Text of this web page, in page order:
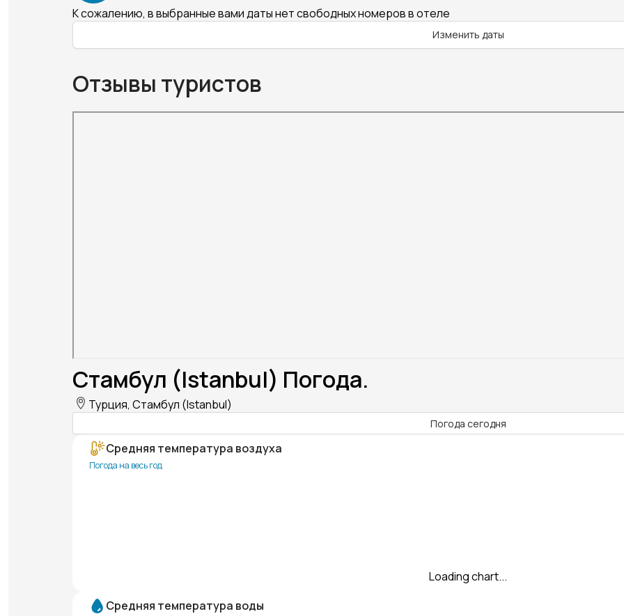
К сожалению, в выбранные вами даты нет свободных номеров в отеле
Изменить даты
Отзывы туристов
Стамбул (Istanbul) Погода.
Турция, Стамбул (Istanbul)
Погода сегодня
Средняя температура воздуха
Погода на весь год
Loading chart...
Средняя температура воды